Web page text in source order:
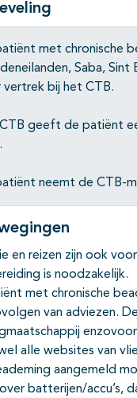
en dichtklappen
open- en dichtklappen
open- en dichtklappen
open- en dichtklappen
open- en dichtklappen
open- en dichtklappen
open- en dichtklappen
met chronische
Saba, Sint
vertrek bij het CTB.
geeft de patiënt
neemt de CTB-
en reizen zijn ook
is noodzakelijk.
met chronische
van adviezen.
alle websites van
aangemeld
batterijen/accu’s,